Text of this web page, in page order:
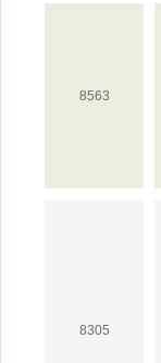
8563
8305